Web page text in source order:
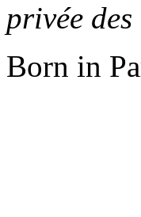
privée
Born in